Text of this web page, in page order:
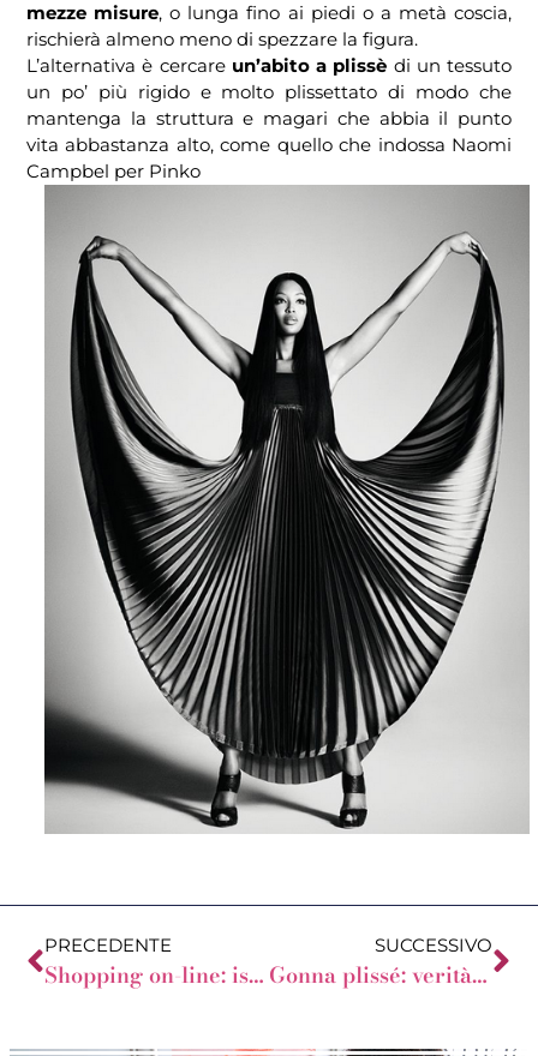
mezze misure, o lunga fino ai piedi o a metà coscia,
rischierà almeno meno di spezzare la figura.
L’alternativa è cercare un’abito a plissè di un tessuto
un po’ più rigido e molto plissettato di modo che
mantenga la struttura e magari che abbia il punto
vita abbastanza alto, come quello che indossa Naomi
Campbel per Pinko
PRECEDENTE
Shopping on-line: istruzioni per l’uso
SUCCESSIVO
Gonna plissé: verità nascoste